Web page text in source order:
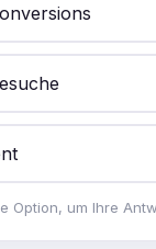
Option, um Ihre